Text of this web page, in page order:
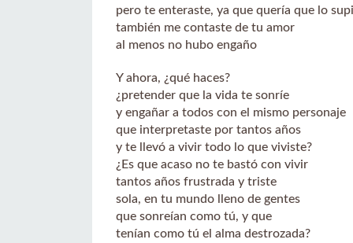
pero te enteraste, ya que quería que lo
también me contaste de tu amor
al menos no hubo engaño
Y ahora, ¿qué haces?
¿pretender que la vida te sonríe
y engañar a todos con el mismo personaje
que interpretaste por tantos años
y te llevó a vivir todo lo que viviste?
¿Es que acaso no te bastó con vivir
tantos años frustrada y triste
sola, en tu mundo lleno de gentes
que sonreían como tú, y que
tenían como tú el alma destrozada?